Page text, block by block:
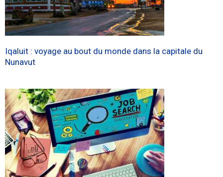
Iqaluit : voyage au bout du monde dans la capitale du
Nunavut